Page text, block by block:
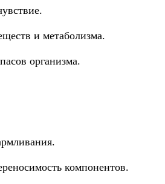
и метаболизма.
организма.
компонентов.